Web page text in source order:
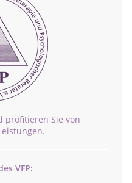
profitieren Sie von
VFP: